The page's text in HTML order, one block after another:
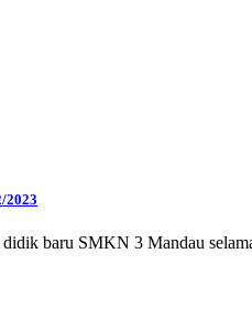
2023
baru SMKN 3 Mandau